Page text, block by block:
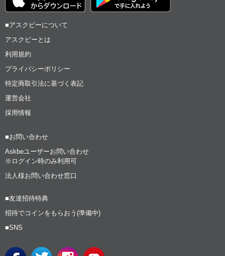
■アスクビーについて
アスクビーとは
利用規約
プライバシーポリシー
特定商取引法に基づく表記
運営会社
採用情報
■お問い合わせ
Askbeユーザーお問い合わせ
※ログイン時のみ利用可
法人様お問い合わせ窓口
■友達招待特典
招待でコインをもらおう(準備中)
■SNS